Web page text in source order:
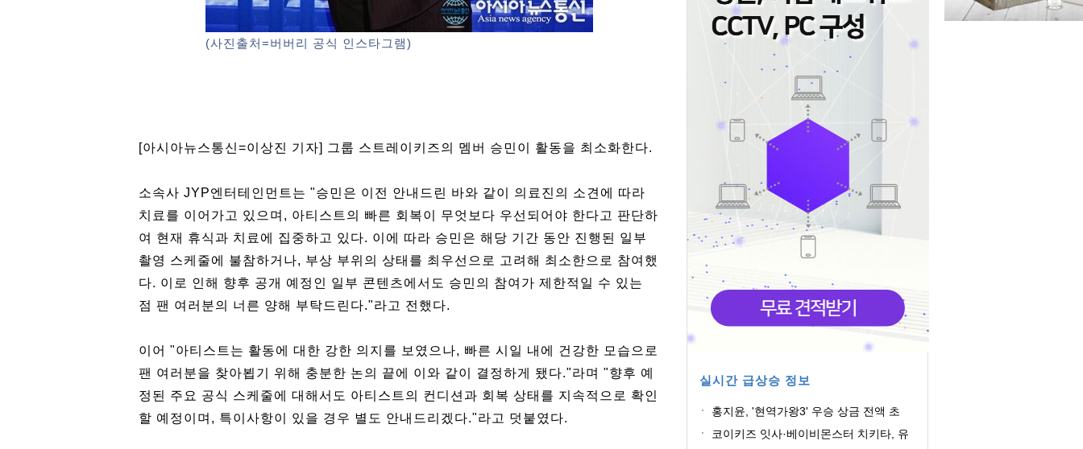
(사진출처=버버리 공식 인스타그램)
[아시아뉴스통신=이상진 기자] 그룹 스트레이키즈의 멤버 승민이 활동을 최소화한다.
소속사 JYP엔터테인먼트는 "승민은 이전 안내드린 바와 같이 의료진의 소견에 따라
치료를 이어가고 있으며, 아티스트의 빠른 회복이 무엇보다 우선되어야 한다고 판단하
여 현재 휴식과 치료에 집중하고 있다. 이에 따라 승민은 해당 기간 동안 진행된 일부
촬영 스케줄에 불참하거나, 부상 부위의 상태를 최우선으로 고려해 최소한으로 참여했
다. 이로 인해 향후 공개 예정인 일부 콘텐츠에서도 승민의 참여가 제한적일 수 있는
점 팬 여러분의 너른 양해 부탁드린다."라고 전했다.
이어 "아티스트는 활동에 대한 강한 의지를 보였으나, 빠른 시일 내에 건강한 모습으로
팬 여러분을 찾아뵙기 위해 충분한 논의 끝에 이와 같이 결정하게 됐다."라며 "향후 예
정된 주요 공식 스케줄에 대해서도 아티스트의 컨디션과 회복 상태를 지속적으로 확인
할 예정이며, 특이사항이 있을 경우 별도 안내드리겠다."라고 덧붙였다.
실시간 급상승 정보
홍지윤, '현역가왕3' 우승 상금 전액 초
코이키즈 잇사·베이비몬스터 치키타, 유